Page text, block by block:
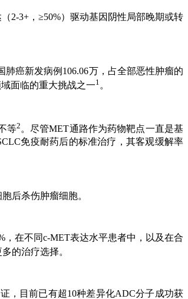
2-3+，≥50%）驱动基因阴性局部晚期或转
癌新发病例106.06万，占全部恶性肿瘤的
面临的重大挑战之一1 。
等2。尽管MET通路作为药物靶点一直是基
免疫耐药后的标准治疗，其客观缓解率
后杀伤肿瘤细胞。
，在不同c-MET表达水平患者中，以及在合
的治疗选择。
，目前已有超10种差异化ADC分子成功获